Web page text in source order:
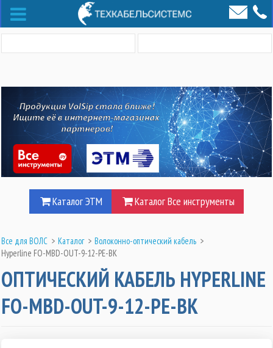
Каталог ЭТМ Каталог Все инструменты
Все для ВОЛС > Каталог > Волоконно-оптический кабель >
Hyperline FO-MBD-OUT-9-12-PE-BK
ОПТИЧЕСКИЙ КАБЕЛЬ HYPERLINE
FO-MBD-OUT-9-12-PE-BK